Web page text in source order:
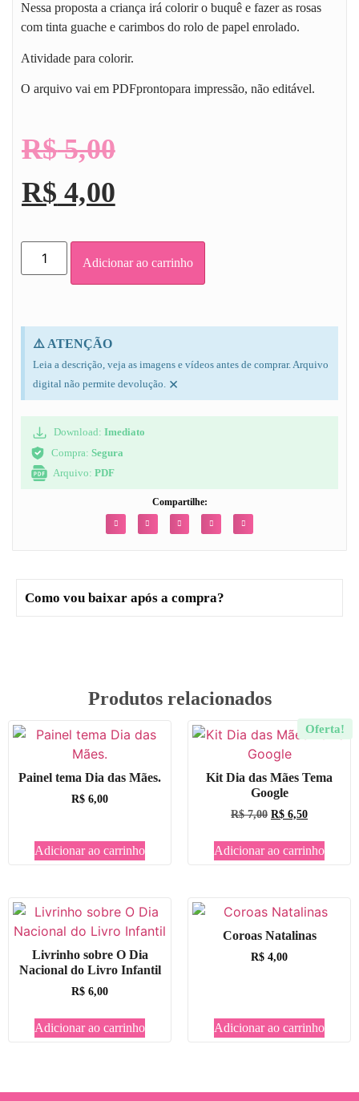
Nessa proposta a criança irá colorir o buquê e fazer as rosas
com tinta guache e carimbos do rolo de papel enrolado.
Atividade para colorir.
O arquivo vai em PDFprontopara impressão, não editável.
R$5,00
R$ 4,00
Adicionar ao carrinho
⚠️ ATENÇÃO
Leia a descrição, veja as imagens e vídeos antes de comprar. Arquivo
digital não permite devolução. ×
Download: Imediato
Compra: Segura
Arquivo: PDF
Compartilhe:
Como vou baixar após a compra?
Produtos relacionados
Painel tema Dia das Mães.
R$ 6,00
Adicionar ao carrinho
Oferta!
Kit Dia das Mães Tema
Google
R$7,00 R$ 6,50
Adicionar ao carrinho
Livrinho sobre O Dia
Nacional do Livro Infantil
R$ 6,00
Adicionar ao carrinho
Coroas Natalinas
R$ 4,00
Adicionar ao carrinho